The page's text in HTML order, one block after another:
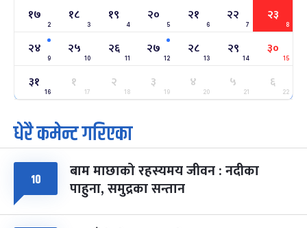
सोम फाल्गुन २४, २०८३- Mar 8, 2027
७ महिना बाँकी
२५
मंगल
ग्याल्पो ल्होसार
फाल्गुन २५, २०८३ Mar 9, 2027
७ महिना बाँकी
७
आइत
पूर्णिमा व्रत
चैत्र ७, २०८३-Mar 21, 2027
८ फागुपूर्णिमा
चैत्र ८, २०८३-Mar 22, 2027
७ महिना बाँकी
१७
2
१८
3
१९
4
२०
5
२१
6
२२
7
२३
8
२४
9
२५
10
२६
11
२७
12
२८
13
२९
14
३०
15
३१
16
१
17
२
18
३
19
४
20
५
21
६
22
धेरै कमेन्ट गरिएका
१० बाम माछाको रहस्यमय जीवन : नदीका
पाहुना, समुद्रका सन्तान